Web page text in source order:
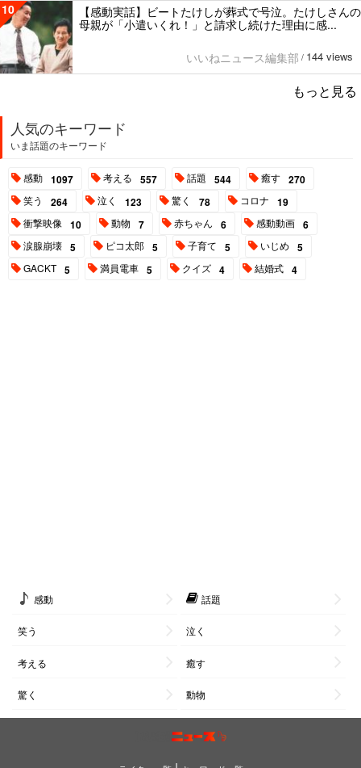
10
【感動実話】ビートたけしが葬式で号泣。たけしさんの
母親が「小遣いくれ！」と請求し続けた理由に感...
いいねニュース編集部 / 144 views
もっと見る
人気のキーワード
いま話題のキーワード
感動 1097 考える 557 話題 544 癒す 270
笑う 264 泣く 123 驚く 78 コロナ 19
衝撃映像 10 動物 7 赤ちゃん 6 感動動画 6
涙腺崩壊 5 ピコ太郎 5 子育て 5 いじめ 5
GACKT 5 満員電車 5 クイズ 4 結婚式 4
感動 話題
笑う 泣く
考える 癒す
驚く 動物